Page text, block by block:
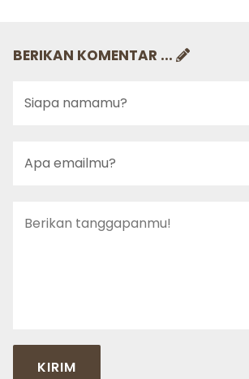
BERIKAN KOMENTAR ...